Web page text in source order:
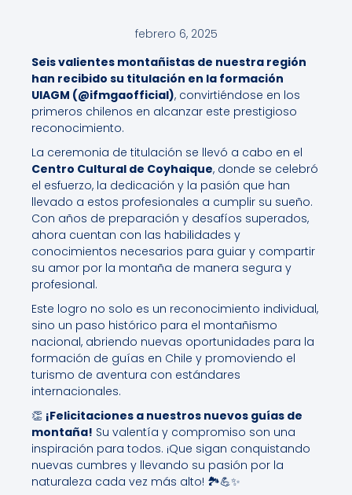
febrero 6, 2025
Seis valientes montañistas de nuestra región
han recibido su titulación en la formación
UIAGM (@ifmgaofficial), convirtiéndose en los
primeros chilenos en alcanzar este prestigioso
reconocimiento.
La ceremonia de titulación se llevó a cabo en el
Centro Cultural de Coyhaique, donde se celebró
el esfuerzo, la dedicación y la pasión que han
llevado a estos profesionales a cumplir su sueño.
Con años de preparación y desafíos superados,
ahora cuentan con las habilidades y
conocimientos necesarios para guiar y compartir
su amor por la montaña de manera segura y
profesional.
Este logro no solo es un reconocimiento individual,
sino un paso histórico para el montañismo
nacional, abriendo nuevas oportunidades para la
formación de guías en Chile y promoviendo el
turismo de aventura con estándares
internacionales.
👏 ¡Felicitaciones a nuestros nuevos guías de
montaña! Su valentía y compromiso son una
inspiración para todos. ¡Que sigan conquistando
nuevas cumbres y llevando su pasión por la
naturaleza cada vez más alto! 🏞️💪✨